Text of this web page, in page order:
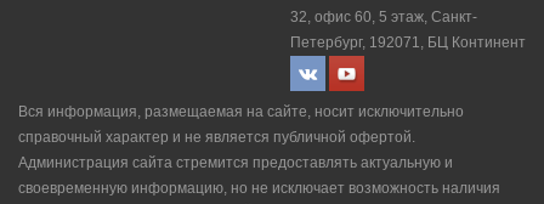
32, офис 60, 5 этаж, Санкт-
Петербург, 192071, БЦ Континент
Вся информация, размещаемая на сайте, носит исключительно
справочный характер и не является публичной офертой.
Администрация сайта стремится предоставлять актуальную и
своевременную информацию, но не исключает возможность наличия